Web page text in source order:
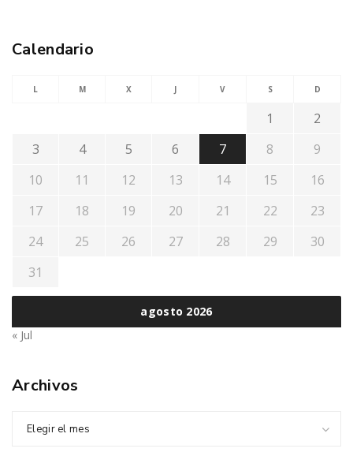
Calendario
agosto 2026
L M X J V S D
1
2
3
4 5 6 7 8
9
10
11 12 13 14 15
16
17
18 19 20 21 22
23
24
25 26 27 28 29
30
31
« Jul
Archivos
Elegir el mes